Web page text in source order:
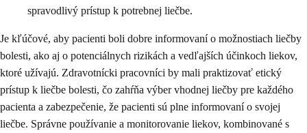
spravodlivý prístup k potrebnej liečbe.
Je kľúčové, aby pacienti boli dobre informovaní o možnostiach liečby
bolesti, ako aj o potenciálnych rizikách a vedľajších účinkoch liekov,
ktoré užívajú. Zdravotnícki pracovníci by mali praktizovať etický
prístup k liečbe bolesti, čo zahŕňa výber vhodnej liečby pre každého
pacienta a zabezpečenie, že pacienti sú plne informovaní o svojej
liečbe. Správne používanie a monitorovanie liekov, kombinované s